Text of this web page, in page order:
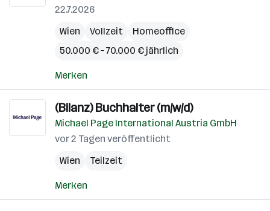
22.7.2026
Wien
Vollzeit
Homeoffice
50.000 € – 70.000 € jährlich
Merken
(Bilanz) Buchhalter (m/w/d)
Michael Page International Austria GmbH
vor 2 Tagen veröffentlicht
Wien
Teilzeit
Merken